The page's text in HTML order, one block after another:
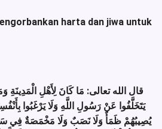
harta dan jiwa untuk
قال الله تعالى: مَا كَانَ لِأَهْلِ
يَتَخَلَّفُوا عَنْ رَسُولِ اللَّهِ وَلَا يَرْغَبُوا
يُصِيبُهُمْ ظَمَأٌ وَلَا نَصَبٌ وَلَا مَخْمَصَةٌ فِي